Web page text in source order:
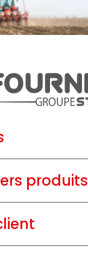
produits